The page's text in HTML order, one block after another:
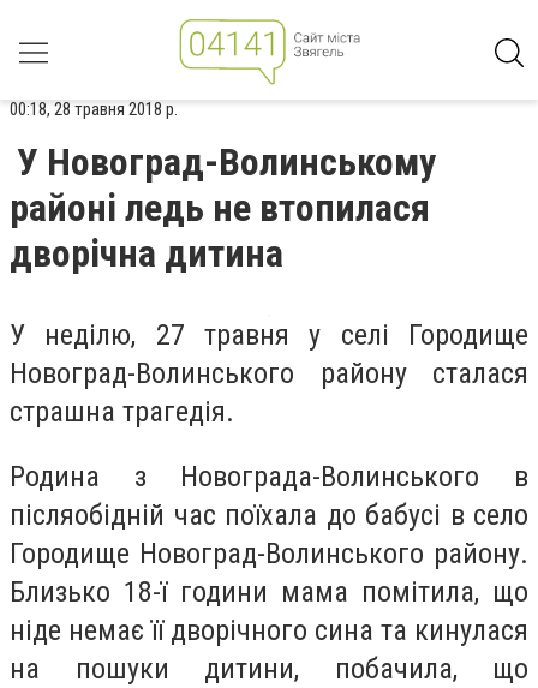
00:18, 28 травня 2018 р.
У Новоград-Волинському
районі ледь не втопилася
дворічна дитина
У неділю, 27 травня у селі Городище
Новоград-Волинського району сталася
страшна трагедія.
Родина з Новограда-Волинського в
післяобідній час поїхала до бабусі в село
Городище Новоград-Волинського району.
Близько 18-ї години мама помітила, що
ніде немає її дворічного сина та кинулася
на пошуки дитини, побачила, що